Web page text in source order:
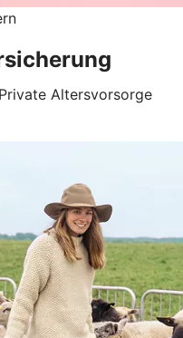
Altersvorsorge